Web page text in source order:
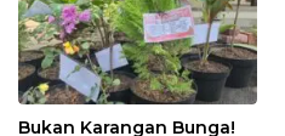
Bukan Karangan Bunga!